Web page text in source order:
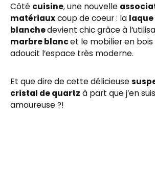
Côté cuisine, une nouvelle
matériauxcoup de coeur : la laque
blanchedevient chic grâce à
marbre blancet le mobilier en
adoucit l’espace très moderne.
Et que dire de cette délicieuse
cristal de quartz à part que j’en
amoureuse ?!